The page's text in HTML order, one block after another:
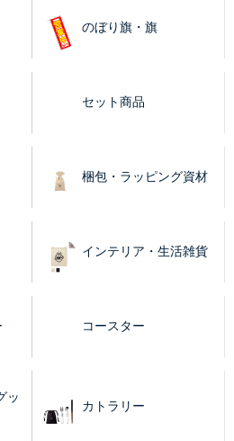
のぼり旗・旗
セット商品
梱包・ラッピング資材
インテリア・生活雑貨
コースター
ッ
カトラリー